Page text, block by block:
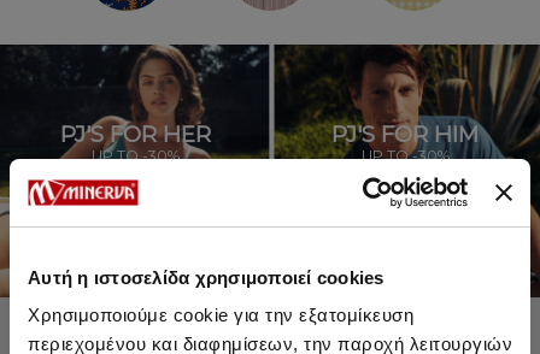
Αυτή η ιστοσελίδα χρησιμοποιεί cookies
Χρησιμοποιούμε cookie για την εξατομίκευση
περιεχομένου και διαφημίσεων, την παροχή λειτουργιών
PJ'S FOR HER
UP TO -30%
SHOP SALE
PJ'S FOR HIM
UP TO -30%
SHOP SALE